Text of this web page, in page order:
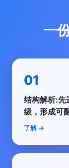
一
01
结构解析:先
级，形成可
了解→